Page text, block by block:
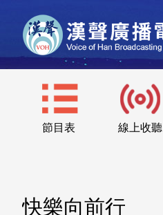
節目表 線上收聽
快樂向前行